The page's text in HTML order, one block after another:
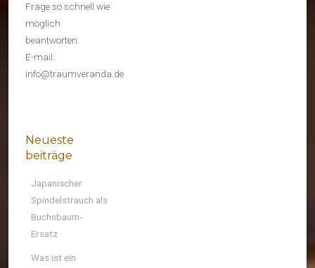
Frage so schnell wie
möglich
beantworten.
E-mail:
info@traumveranda.de
Neueste
beiträge
Japanischer
Spindelstrauch als
Buchsbaum-
Ersatz
Was ist ein